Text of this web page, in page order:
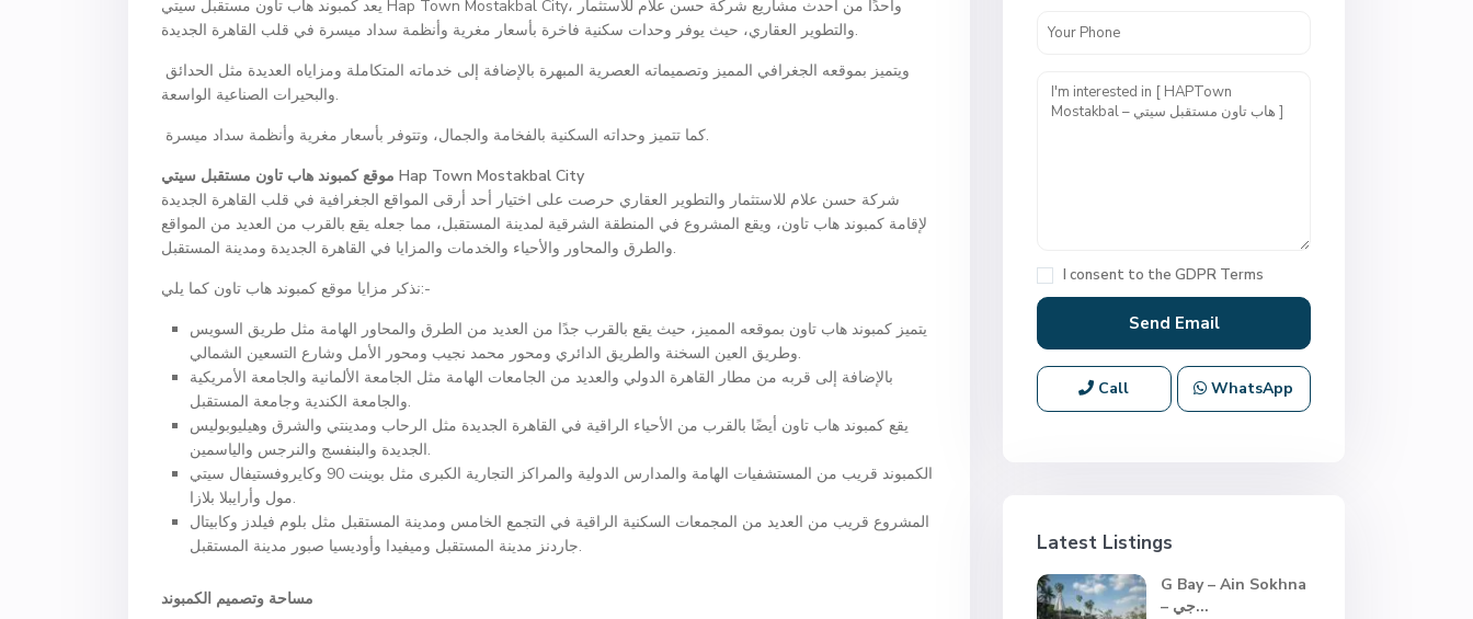
يعد كمبوند هاب تاون مستقبل سيتي Hap Town Mostakbal City، واحدًا من أحدث مشاريع شركة حسن علام للاستثمار
والتطوير العقاري، حيث يوفر وحدات سكنية فاخرة بأسعار مغرية وأنظمة سداد ميسرة في قلب القاهرة الجديدة.
والبحيرات الصناعية الواسعة.
كما تتميز وحداته السكنية بالفخامة والجمال، وتتوفر بأسعار مغرية وأنظمة سداد ميسرة.
Hap Town Mostakbal City
شركة حسن علام للاستثمار والتطوير العقاري حرصت على اختيار أحد أرقى المواقع الجغرافية في قلب القاهرة الجديدة
لإقامة كمبوند هاب تاون، ويقع المشروع في المنطقة الشرقية لمدينة المستقبل، مما جعله يقع بالقرب من العديد من المواقع
والطرق والمحاور والأحياء والخدمات والمزايا في القاهرة الجديدة ومدينة المستقبل.
نذكر مزايا موقع كمبوند هاب تاون كما يلي:-
يتميز كمبوند هاب تاون بموقعه المميز، حيث يقع بالقرب جدًا من العديد من الطرق والمحاور الهامة مثل طريق السويس
وطريق العين السخنة والطريق الدائري ومحور محمد نجيب ومحور الأمل وشارع التسعين الشمالي.
بالإضافة إلى قربه من مطار القاهرة الدولي والعديد من الجامعات الهامة مثل الجامعة الألمانية والجامعة الأمريكية
والجامعة الكندية وجامعة المستقبل.
يقع كمبوند هاب تاون أيضًا بالقرب من الأحياء الراقية في القاهرة الجديدة مثل الرحاب ومدينتي والشرق وهيليوبوليس
الجديدة والبنفسج والنرجس والياسمين.
الكمبوند قريب من المستشفيات الهامة والمدارس الدولية والمراكز التجارية الكبرى مثل بوينت 90 وكايروفستيفال سيتي
مول وأرايبلا بلازا.
المشروع قريب من العديد من المجمعات السكنية الراقية في التجمع الخامس ومدينة المستقبل مثل بلوم فيلدز وكابيتال
جاردنز مدينة المستقبل وميفيدا وأوديسيا صبور مدينة المستقبل.
مساحة وتصميم الكمبوند
I consent to the GDPR Terms
Call WhatsApp
Latest Listings
G Bay – Ain Sokhna
– جي...